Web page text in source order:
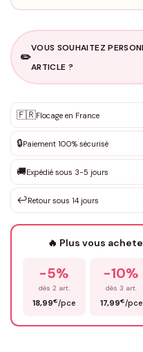
✏️
VOUS SOUHAITEZ
ARTICLE ?
✨ Personnalisation sur
DEVIS GRATUIT ·
Que souhaitez-vous ?*
Votre texte / idée*
Prénom*
🇫🇷Flocage en France
🔒Paiement 100% sécurisé
🚚Expédié sous 3-5 jours
↩️Retour sous 14 jours
🔥 Plus vous
-5%
dès 2 art.
18,99€/pce
-10%
dès 3 art.
17,99€/pce